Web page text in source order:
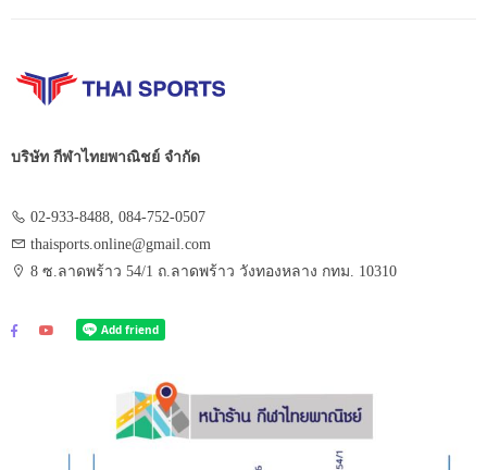
บริษัท กีฬาไทยพาณิชย์ จำกัด
02-933-8488, 084-752-0507
thaisports.online@gmail.com
8 ซ.ลาดพร้าว 54/1 ถ.ลาดพร้าว วังทองหลาง กทม. 10310